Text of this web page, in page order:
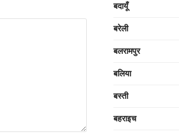
बदायूँ
बरेली
बलरामपुर
बलिया
बस्ती
बहराइच